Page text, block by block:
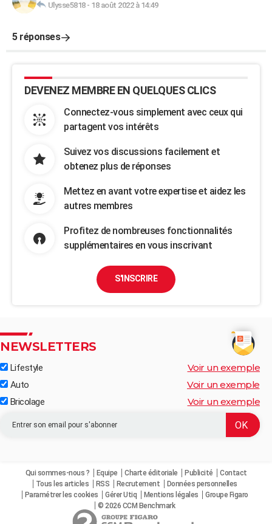
Ulysse5818- 18 août 2022 à 14:49
5 réponses
DEVENEZ MEMBRE EN QUELQUES CLICS
Connectez-vous simplement avec ceux qui
partagent vos intérêts
Suivez vos discussions facilement et
obtenez plus de réponses
Mettez en avant votre expertise et aidez les
autres membres
Profitez de nombreuses fonctionnalités
supplémentaires en vous inscrivant
S'INSCRIRE
NEWSLETTERS
Lifestyle Voir un exemple
Auto Voir un exemple
Bricolage Voir un exemple
Qui sommes-nous ? Equipe Charte éditoriale Publicité
Contact
Tous les articles
RSS Recrutement
Données personnelles
Paramétrer les cookies
Gérer Utiq Mentions légales
Groupe Figaro
© 2026 CCM Benchmark